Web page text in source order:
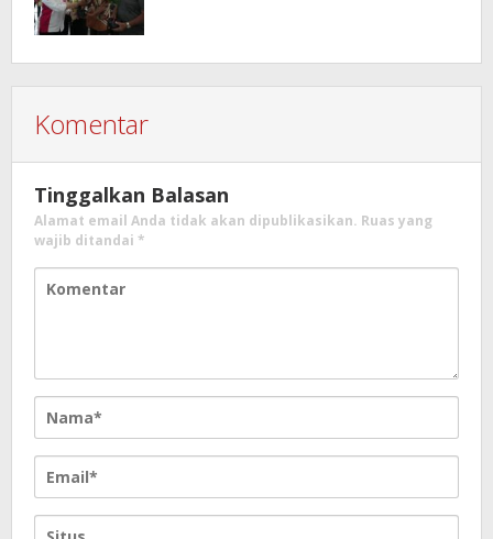
Komentar
Tinggalkan Balasan
Alamat email Anda tidak akan dipublikasikan. Ruas yang
wajib ditandai *